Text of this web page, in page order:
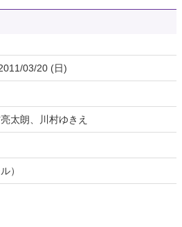
03/20 (日)
太朗、川村ゆきえ
）